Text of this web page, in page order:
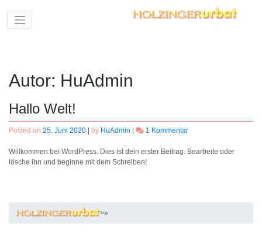
content
Autor: HuAdmin
Hallo Welt!
Posted on 25. Juni 2020 by HuAdmin 1 Kommentarzu
Welt!
Willkommen bei WordPress. Dies ist dein erster Beitrag. Bearbeite oder
lösche ihn und beginne mit dem Schreiben!
>»